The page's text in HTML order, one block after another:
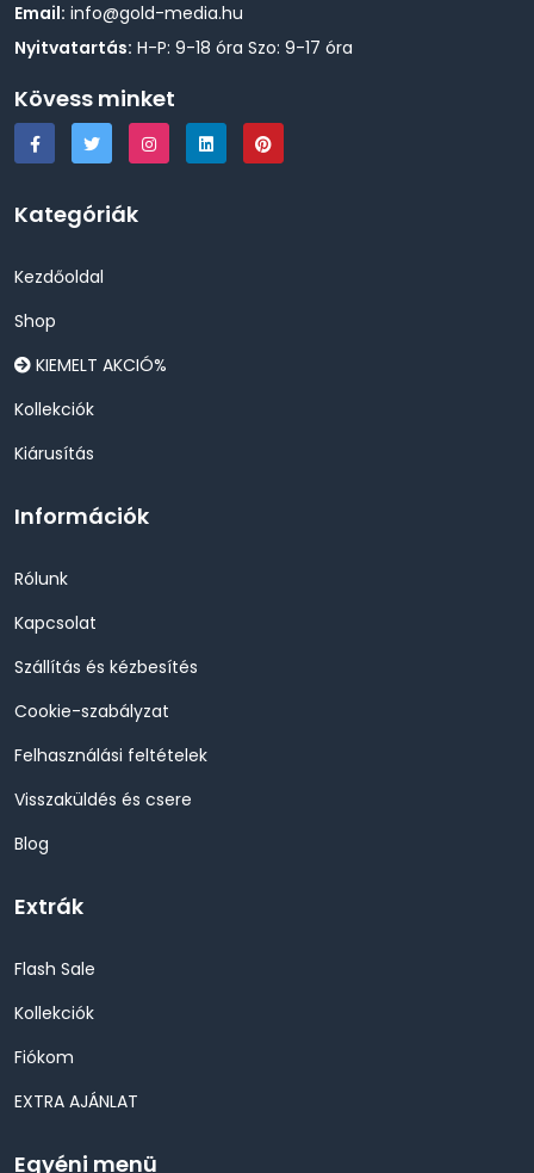
Email: info@gold-media.hu
Nyitvatartás: H-P: 9-18 óra Szo: 9-17 óra
Kövess minket
Kategóriák
Kezdőoldal
Shop
KIEMELT AKCIÓ%
Kollekciók
Kiárusítás
Információk
Rólunk
Kapcsolat
Szállítás és kézbesítés
Cookie-szabályzat
Felhasználási feltételek
Visszaküldés és csere
Blog
Extrák
Flash Sale
Kollekciók
Fiókom
EXTRA AJÁNLAT
Egyéni menü